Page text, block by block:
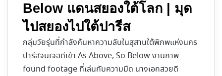
Below แดนสยองใต้โลก | มุด
ไปสยองไปใต้ปารีส
กลุ่มวัยรุ่นที่กำลังค้นหาความลับในสุสานใต้พิภพแห่งนคร
ปารีสจนเจอดีเข้า As Above, So Below งานภาพ
found footage ที่เล่นกับความมืด นางเอกสวยดี